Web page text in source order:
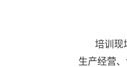
培训现
生产经营